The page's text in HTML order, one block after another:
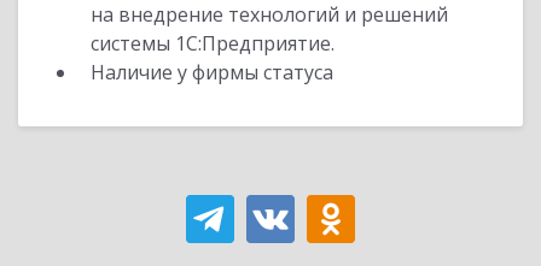
на внедрение технологий и решений
системы 1С:Предприятие.
Наличие у фирмы статуса